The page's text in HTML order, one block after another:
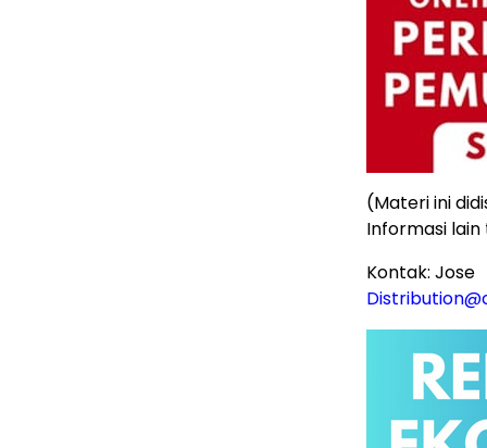
(Materi ini
Informasi
Kontak: Jose